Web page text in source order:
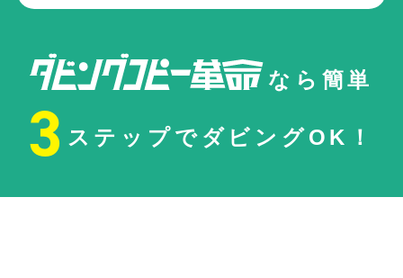
なら簡単
3 ステップでダビングOK！